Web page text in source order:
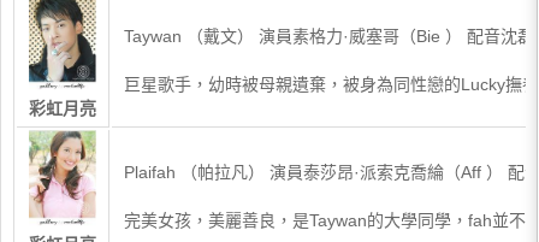
彩虹月亮
Taywan （戴文） 演員素格力·威塞哥（Bie ） 配音沈磊
巨星歌手，幼時被母親遺棄，被身為同性戀的Lucky撫
Plaifah （帕拉凡） 演員泰莎昂·派索克喬綸（Aff ） 配
完美女孩，美麗善良，是Taywan的大學同學，fah並不